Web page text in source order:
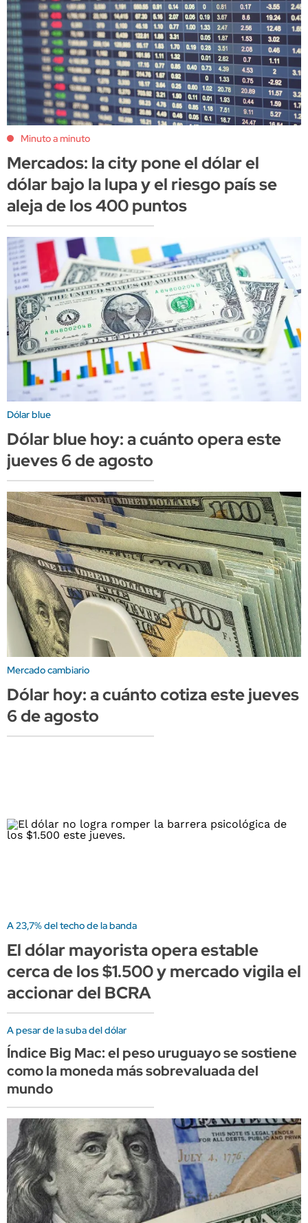
Minuto a minuto
Mercados: la city pone el dólar el
dólar bajo la lupa y el riesgo país se
aleja de los 400 puntos
Dólar blue
Dólar blue hoy: a cuánto opera este
jueves 6 de agosto
Mercado cambiario
Dólar hoy: a cuánto cotiza este jueves
6 de agosto
A 23,7% del techo de la banda
El dólar mayorista opera estable
cerca de los $1.500 y mercado vigila el
accionar del BCRA
A pesar de la suba del dólar
Índice Big Mac: el peso uruguayo se sostiene
como la moneda más sobrevaluada del
mundo